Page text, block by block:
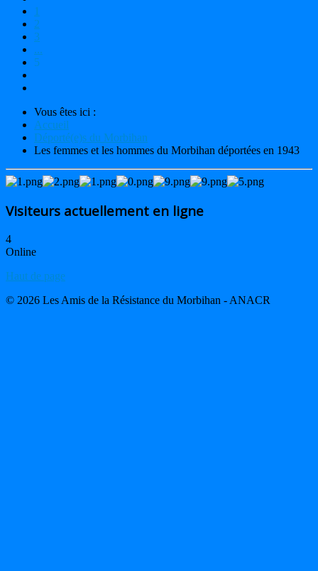
1
2
3
...
5
Vous êtes ici :
Accueil
Déporté(e)s du Morbihan
Les femmes et les hommes du Morbihan déportées en 1943
Visiteurs actuellement en ligne
4
Online
Haut de page
© 2026 Les Amis de la Résistance du Morbihan - ANACR